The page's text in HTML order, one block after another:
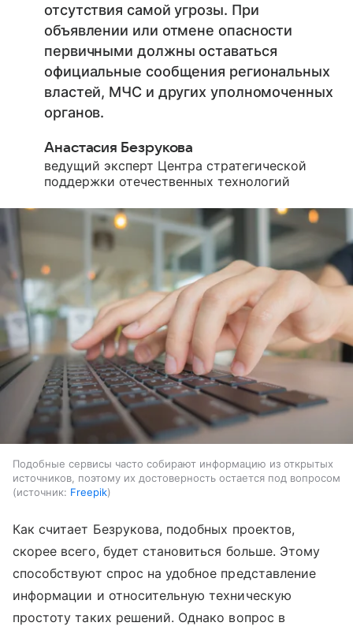
отсутствия самой угрозы. При
объявлении или отмене опасности
первичными должны оставаться
официальные сообщения региональных
властей, МЧС и других уполномоченных
органов.
Анастасия Безрукова
ведущий эксперт Центра стратегической
поддержки отечественных технологий
Подобные сервисы часто собирают информацию из открытых
источников, поэтому их достоверность остается под вопросом
источник: Freepik
Как считает Безрукова, подобных проектов,
скорее всего, будет становиться больше. Этому
способствуют спрос на удобное представление
информации и относительную техническую
простоту таких решений. Однако вопрос в